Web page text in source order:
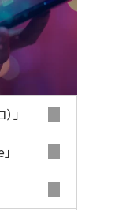
」